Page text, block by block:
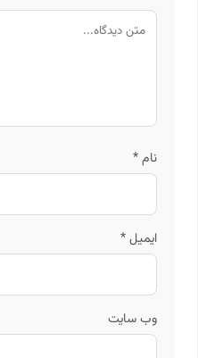
نام*
ایمیل*
وب‌ سایت